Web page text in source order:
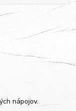
nápojov.